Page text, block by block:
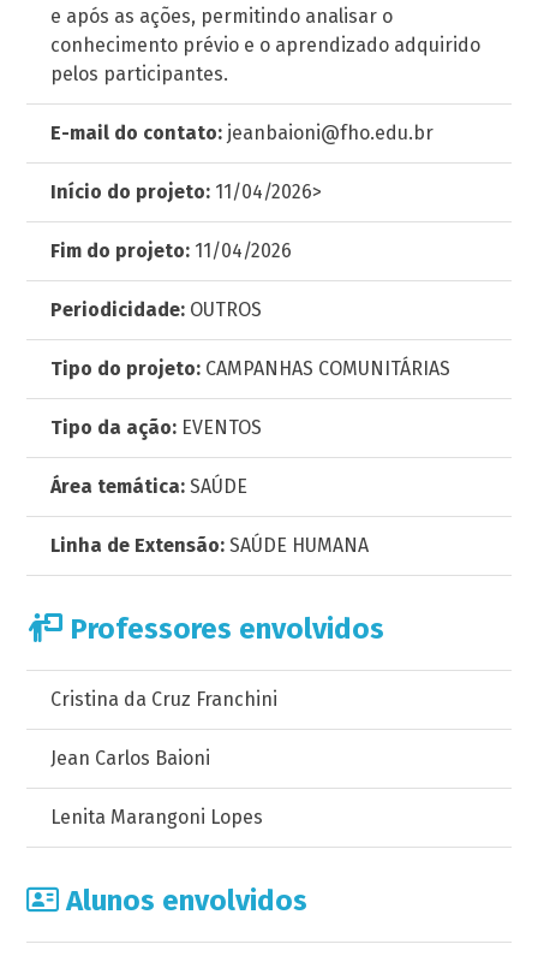
e após as ações, permitindo analisar o
conhecimento prévio e o aprendizado adquirido
pelos participantes.
E-mail do contato: jeanbaioni@fho.edu.br
Início do projeto: 11/04/2026>
Fim do projeto: 11/04/2026
Periodicidade: OUTROS
Tipo do projeto: CAMPANHAS COMUNITÁRIAS
Tipo da ação: EVENTOS
Área temática: SAÚDE
Linha de Extensão: SAÚDE HUMANA
Professores envolvidos
Cristina da Cruz Franchini
Jean Carlos Baioni
Lenita Marangoni Lopes
Alunos envolvidos